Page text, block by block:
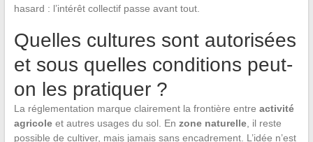
hasard : l’intérêt collectif passe avant tout.
Quelles cultures sont autorisées
et sous quelles conditions peut-
on les pratiquer ?
La réglementation marque clairement la frontière entre activité
agricoleet autres usages du sol. En zone naturelle, il reste
possible de cultiver, mais jamais sans encadrement. L’idée n’est